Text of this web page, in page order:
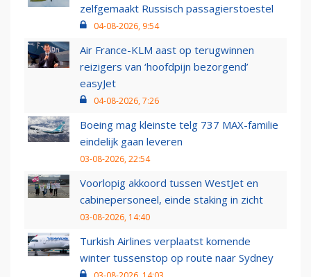
zelfgemaakt Russisch passagierstoestel
04-08-2026, 9:54
Air France-KLM aast op terugwinnen
reizigers van ‘hoofdpijn bezorgend’
easyJet
04-08-2026, 7:26
Boeing mag kleinste telg 737 MAX-familie
eindelijk gaan leveren
03-08-2026, 22:54
Voorlopig akkoord tussen WestJet en
cabinepersoneel, einde staking in zicht
03-08-2026, 14:40
Turkish Airlines verplaatst komende
winter tussenstop op route naar Sydney